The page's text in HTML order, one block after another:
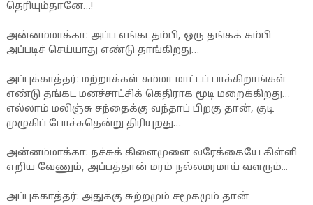
தெரியும்தானே…!
அன்னம்மாக்கா: அப்ப எங்கடதம்பி, ஒரு தங்கக் கம்பி
அப்படிச் செய்யாது எண்டு தாங்கிறது…
அப்புக்காத்தர்: மற்றாக்கள் சும்மா மாட்டப் பாக்கிறாங்கள்
எண்டு தங்கட மனச்சாட்சிக் கெதிராக மூடி மறைக்கிறது…
எல்லாம் மலிஞ்சு சந்தைக்கு வந்தாப் பிறகு தான், குடி
முழுகிப் போச்சுதென்று திரியுறது…
அன்னம்மாக்கா: நச்சுக் கிளைமுளை வரேக்கையே கிள்ளி
எறிய வேணும், அப்பத்தான் மரம் நல்லமரமாய் வளரும்...
அப்புக்காத்தர்: அதுக்கு சுற்றமும் சமூகமும் தான்